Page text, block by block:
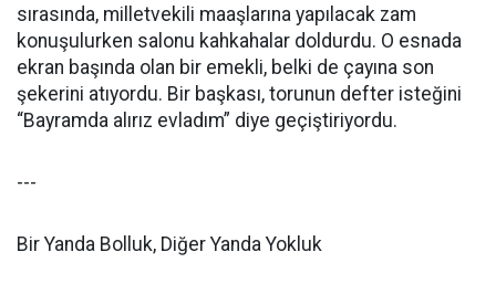
sırasında, milletvekili maaşlarına yapılacak zam
konuşulurken salonu kahkahalar doldurdu. O esnada
ekran başında olan bir emekli, belki de çayına son
şekerini atıyordu. Bir başkası, torunun defter isteğini
“Bayramda alırız evladım” diye geçiştiriyordu.
---
Bir Yanda Bolluk, Diğer Yanda Yokluk